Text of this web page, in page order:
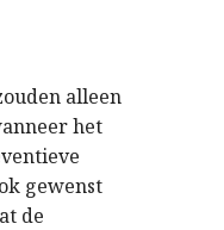
alleen
het
gewenst
de